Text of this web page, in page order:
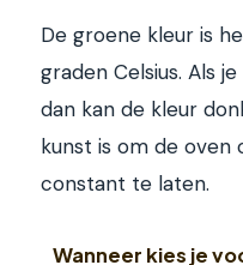
De groene kleur is
graden Celsius. Als
dan kan de kleur
kunst is om de
constant te laten.
Wanneer kies je